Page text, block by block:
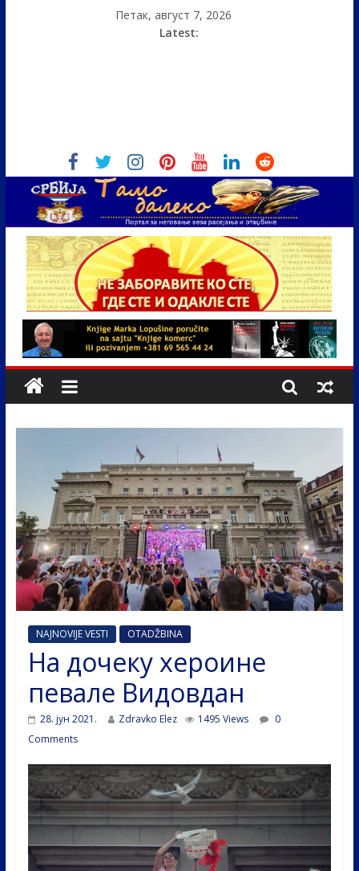
Петак, август 7, 2026
Latest:
NAJNOVIJE VESTI OTADŽBINA
На дочеку хероине
певале Видовдан
28. јун 2021. Zdravko Elez 1495 Views
0
Comments